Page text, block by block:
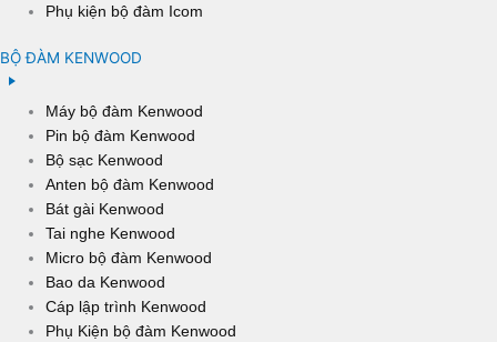
Phụ kiện bộ đàm Icom
BỘ ĐÀM KENWOOD
Máy bộ đàm Kenwood
Pin bộ đàm Kenwood
Bộ sạc Kenwood
Anten bộ đàm Kenwood
Bát gài Kenwood
Tai nghe Kenwood
Micro bộ đàm Kenwood
Bao da Kenwood
Cáp lập trình Kenwood
Phụ Kiện bộ đàm Kenwood